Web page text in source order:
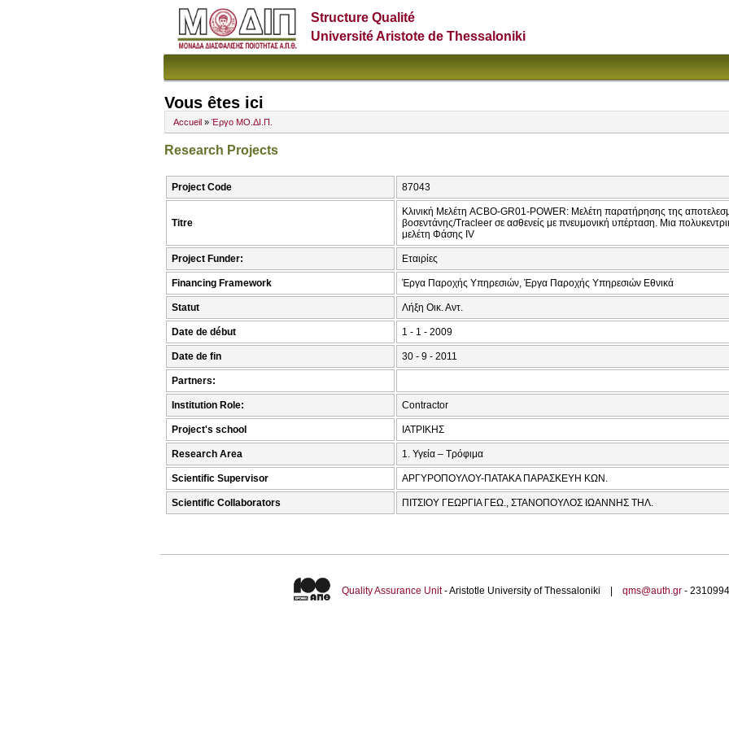
Structure Qualité
Université Aristote de Thessaloniki
Vous êtes ici
Accueil » Έργο ΜΟ.ΔΙ.Π.
Research Projects
Project Code 87043
Titre
Κλινική Μελέτη ACBO-GR01-POWER: Μελέτη παρατήρησης της
βοσεντάνης/Tracleer σε ασθενείς με πνευμονική υπέρταση. Μια
μελέτη Φάσης IV
Project Funder: Εταιρίες
Financing Framework Έργα Παροχής Υπηρεσιών, Έργα Παροχής Υπηρεσιών Εθνικά
Statut Λήξη Οικ. Αντ.
Date de début 1 - 1 - 2009
Date de fin 30 - 9 - 2011
Partners:
Institution Role: Contractor
Project's school ΙΑΤΡΙΚΗΣ
Research Area 1. Υγεία – Τρόφιμα
Scientific Supervisor ΑΡΓΥΡΟΠΟΥΛΟΥ-ΠΑΤΑΚΑ ΠΑΡΑΣΚΕΥΗ ΚΩΝ.
Scientific Collaborators ΠΙΤΣΙΟΥ ΓΕΩΡΓΙΑ ΓΕΩ., ΣΤΑΝΟΠΟΥΛΟΣ ΙΩΑΝΝΗΣ ΤΗΛ.
Quality Assurance Unit- Aristotle University of Thessaloniki | qms@auth.gr-